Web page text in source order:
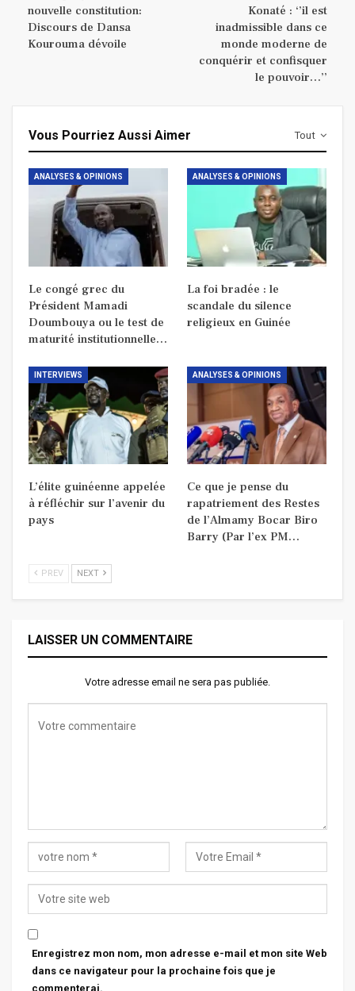
nouvelle constitution:
Discours de Dansa
Kourouma dévoile
Konaté : ‘’il est
inadmissible dans ce
monde moderne de
conquérir et confisquer
le pouvoir…’’
Tout
Vous Pourriez Aussi Aimer
ANALYSES & OPINIONS
Le congé grec du
Président Mamadi
Doumbouya ou le test de
maturité institutionnelle…
ANALYSES & OPINIONS
La foi bradée : le
scandale du silence
religieux en Guinée
INTERVIEWS
L’élite guinéenne appelée
à réfléchir sur l’avenir du
pays
ANALYSES & OPINIONS
Ce que je pense du
rapatriement des Restes
de l’Almamy Bocar Biro
Barry (Par l’ex PM…
PREV NEXT
LAISSER UN COMMENTAIRE
Votre adresse email ne sera pas publiée.
Enregistrez mon nom, mon adresse e-mail et mon site Web
dans ce navigateur pour la prochaine fois que je
commenterai.